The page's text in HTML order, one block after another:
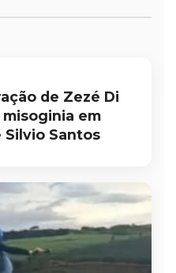
de Zezé Di
em
Silvio Santos